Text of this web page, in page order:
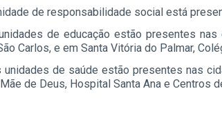
de responsabilidade social está
de educação estão presentes
Carlos, e em Santa Vitória do Palmar,
unidades de saúde estão presentes nas
de Deus, Hospital Santa Ana e Centros